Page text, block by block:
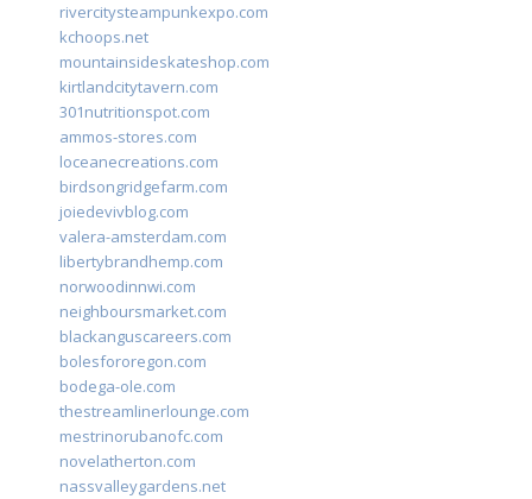
rivercitysteampunkexpo.com
kchoops.net
mountainsideskateshop.com
kirtlandcitytavern.com
301nutritionspot.com
ammos-stores.com
loceanecreations.com
birdsongridgefarm.com
joiedevivblog.com
valera-amsterdam.com
libertybrandhemp.com
norwoodinnwi.com
neighboursmarket.com
blackanguscareers.com
bolesfororegon.com
bodega-ole.com
thestreamlinerlounge.com
mestrinorubanofc.com
novelatherton.com
nassvalleygardens.net